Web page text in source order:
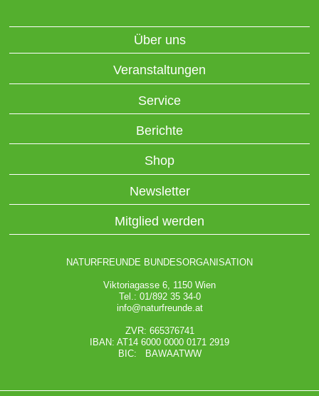
Über uns
Veranstaltungen
Service
Berichte
Shop
Newsletter
Mitglied werden
NATURFREUNDE BUNDESORGANISATION
Viktoriagasse 6, 1150 Wien
Tel.: 01/892 35 34-0
info@naturfreunde.at
ZVR: 665376741
IBAN: AT14 6000 0000 0171 2919
BIC: BAWAATWW